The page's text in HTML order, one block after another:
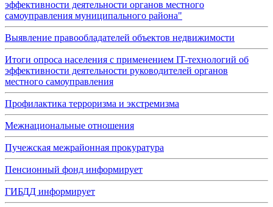
эффективности деятельности органов местного
самоуправления муниципального района"
Выявление правообладателей объектов недвижимости
Итоги опроса населения с применением IT-технологий об
эффективности деятельности руководителей органов
местного самоуправления
Профилактика терроризма и экстремизма
Межнациональные отношения
Пучежская межрайонная прокуратура
Пенсионный фонд информирует
ГИБДД информирует